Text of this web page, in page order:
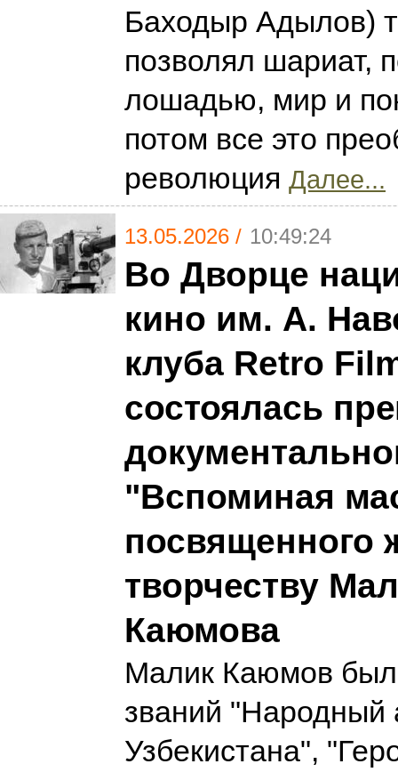
Баходыр Адылов)
позволял шариат,
лошадью, мир и
потом все это
революция Далее...
13.05.2026 / 10:49:24
Во Дворце
кино им. А.
клуба Retro
состоялась
"Вспоминая
посвященного
творчеству
Каюмова
Малик Каюмов
званий "Народный
Узбекистана",